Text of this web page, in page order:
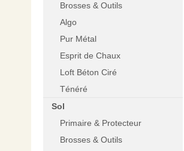
Brosses & Outils
Algo
Pur Métal
Esprit de Chaux
Loft Béton Ciré
Ténéré
Sol
Primaire & Protecteur
Brosses & Outils